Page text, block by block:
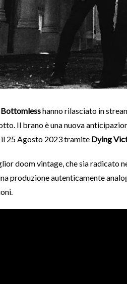
Bottomlesshanno rilasciato in
Il brano è una nuova
25 Agosto 2023 tramite Dying
doom vintage, che sia radicato
produzione autenticamente